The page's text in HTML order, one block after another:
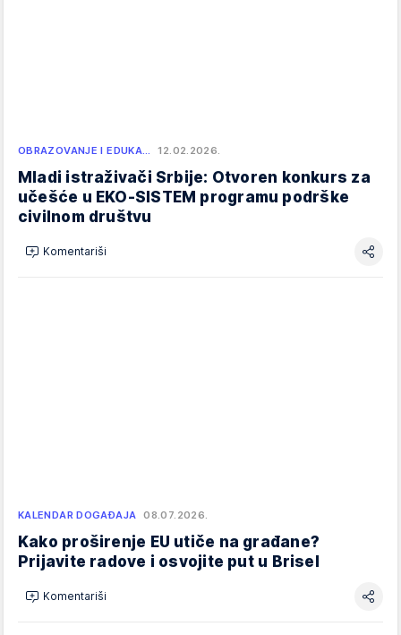
OBRAZOVANJE I EDUKA… 12.02.2026.
Mladi istraživači Srbije: Otvoren konkurs za
učešće u EKO-SISTEM programu podrške
civilnom društvu
Komentariši
KALENDAR DOGAĐAJA 08.07.2026.
Kako proširenje EU utiče na građane?
Prijavite radove i osvojite put u Brisel
Komentariši